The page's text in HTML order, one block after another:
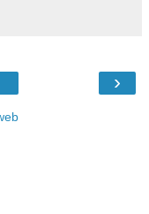
›